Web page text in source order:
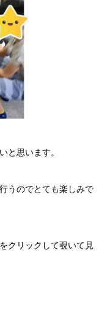
と思います。
うのでとても楽しみで
をクリックして覗いて見